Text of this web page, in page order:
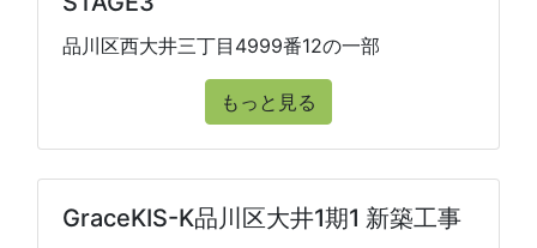
品川区西大井三丁目4999番12の一部
もっと見る
GraceKIS-K品川区大井1期1 新築工事